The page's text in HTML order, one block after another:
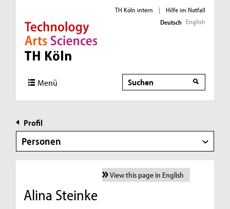
Direkt zur Hauptnavigation
Direkt zur Subnavigation
Direkt zum Inhalt
Direkt zum Fußbereich
TH Köln intern |
Hilfe im Notfall
Deutsch English
Menü Suche
Profil
Personen
View this page in English
Alina Steinke